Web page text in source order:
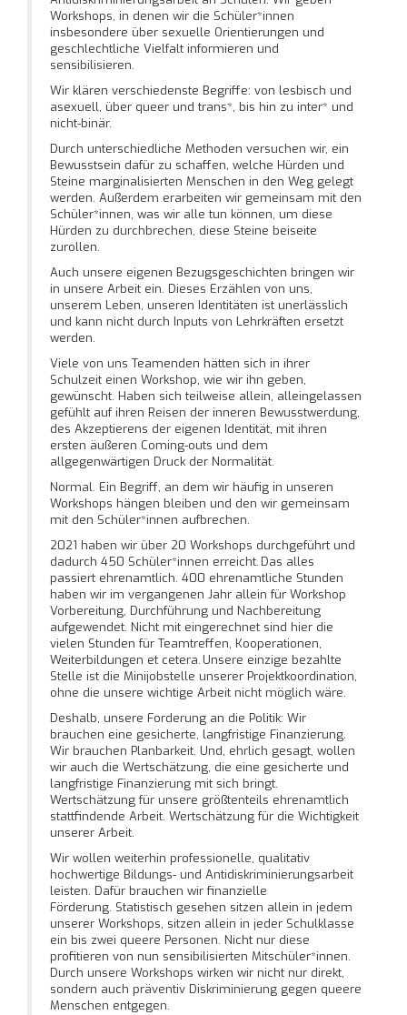
Workshops, in denen wir die Schüler*innen
insbesondere über sexuelle Orientierungen und
geschlechtliche Vielfalt informieren und
sensibilisieren.
Wir klären verschiedenste Begriffe: von lesbisch und
asexuell, über queer und trans*, bis hin zu inter* und
nicht-binär.
Durch unterschiedliche Methoden versuchen wir, ein
Bewusstsein dafür zu schaffen, welche Hürden und
Steine marginalisierten Menschen in den Weg gelegt
werden. Außerdem erarbeiten wir gemeinsam mit den
Schüler*innen, was wir alle tun können, um diese
Hürden zu durchbrechen, diese Steine beiseite
zurollen.
Auch unsere eigenen Bezugsgeschichten bringen wir
in unsere Arbeit ein. Dieses Erzählen von uns,
unserem Leben, unseren Identitäten ist unerlässlich
und kann nicht durch Inputs von Lehrkräften ersetzt
werden.
Viele von uns Teamenden hätten sich in ihrer
Schulzeit einen Workshop, wie wir ihn geben,
gewünscht. Haben sich teilweise allein, alleingelassen
gefühlt auf ihren Reisen der inneren Bewusstwerdung,
des Akzeptierens der eigenen Identität, mit ihren
ersten äußeren Coming-outs und dem
allgegenwärtigen Druck der Normalität.
Normal. Ein Begriff, an dem wir häufig in unseren
Workshops hängen bleiben und den wir gemeinsam
mit den Schüler*innen aufbrechen.
2021 haben wir über 20 Workshops durchgeführt und
dadurch 450 Schüler*innen erreicht. Das alles
passiert ehrenamtlich. 400 ehrenamtliche Stunden
haben wir im vergangenen Jahr allein für Workshop
Vorbereitung, Durchführung und Nachbereitung
aufgewendet. Nicht mit eingerechnet sind hier die
vielen Stunden für Teamtreffen, Kooperationen,
Weiterbildungen et cetera. Unsere einzige bezahlte
Stelle ist die Minijobstelle unserer Projektkoordination,
ohne die unsere wichtige Arbeit nicht möglich wäre.
Deshalb, unsere Forderung an die Politik: Wir
brauchen eine gesicherte, langfristige Finanzierung.
Wir brauchen Planbarkeit. Und, ehrlich gesagt, wollen
wir auch die Wertschätzung, die eine gesicherte und
langfristige Finanzierung mit sich bringt.
Wertschätzung für unsere größtenteils ehrenamtlich
stattfindende Arbeit. Wertschätzung für die Wichtigkeit
unserer Arbeit.
Wir wollen weiterhin professionelle, qualitativ
hochwertige Bildungs- und Antidiskriminierungsarbeit
leisten. Dafür brauchen wir finanzielle
Förderung. Statistisch gesehen sitzen allein in jedem
unserer Workshops, sitzen allein in jeder Schulklasse
ein bis zwei queere Personen. Nicht nur diese
profitieren von nun sensibilisierten Mitschüler*innen.
Durch unsere Workshops wirken wir nicht nur direkt,
sondern auch präventiv Diskriminierung gegen queere
Menschen entgegen.